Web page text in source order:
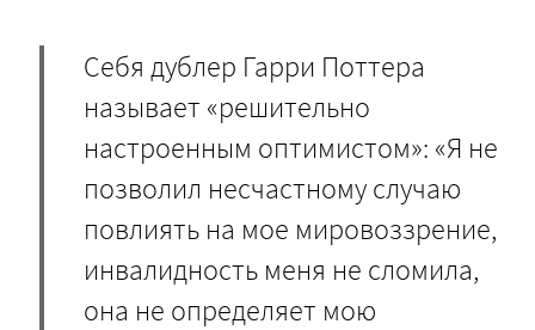
Себя дублер Гарри Поттера
называет «решительно
настроенным оптимистом»: «Я не
позволил несчастному случаю
повлиять на мое мировоззрение,
инвалидность меня не сломила,
она не определяет мою